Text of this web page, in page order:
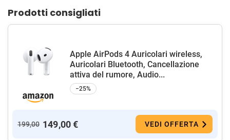
Prodotti consigliati
Apple AirPods 4 Auricolari wireless,
Auricolari Bluetooth, Cancellazione
attiva del rumore, Audio...
−25%
199,00 149,00 € VEDI OFFERTA